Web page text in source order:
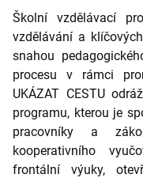
Školní vzdělávací
vzdělávání a
snahou
procesu v rámci
UKÁZAT CESTU
programu, kterou je
pracovníky a
kooperativního
frontální výuky,